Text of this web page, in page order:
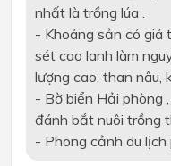
nhất là trồng lúa .
- Khoáng sản có giá
sét cao lanh làm
lượng cao, than nâu,
- Bờ biển Hải phòng
đánh bắt nuôi trồng
- Phong cảnh du